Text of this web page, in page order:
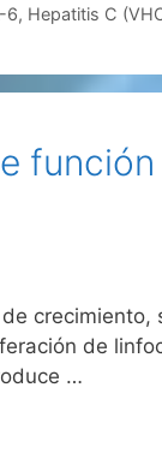
6, Hepatitis C
de
…